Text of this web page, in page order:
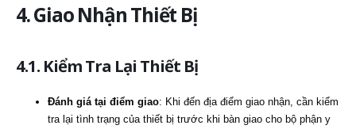
4. Giao Nhận Thiết Bị
4.1. Kiểm Tra Lại Thiết Bị
Đánh giá tại điểm giao: Khi đến địa điểm giao nhận, cần kiểm
tra lại tình trạng của thiết bị trước khi bàn giao cho bộ phận y